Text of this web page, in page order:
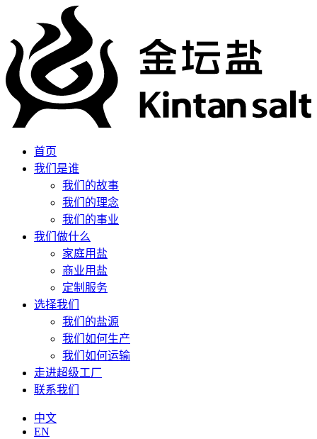
首页
我们是谁
我们的故事
我们的理念
我们的事业
我们做什么
家庭用盐
商业用盐
定制服务
选择我们
我们的盐源
我们如何生产
我们如何运输
走进超级工厂
联系我们
中文
EN